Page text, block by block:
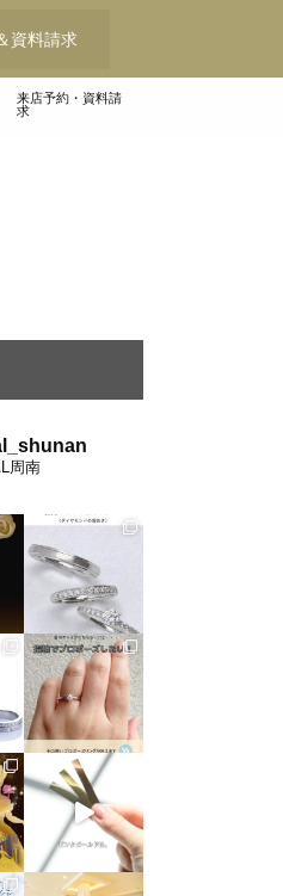
資料請求
来店予約・資料請
求
周南